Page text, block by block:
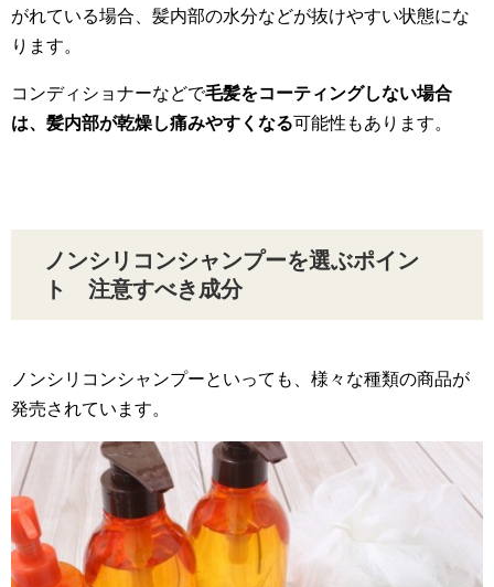
がれている場合、髪内部の水分などが抜けやすい状態にな
ります。
コンディショナーなどで毛髪をコーティングしない場合
は、髪内部が乾燥し痛みやすくなる可能性もあります。
ノンシリコンシャンプーを選ぶポイン
ト 注意すべき成分
ノンシリコンシャンプーといっても、様々な種類の商品が
発売されています。